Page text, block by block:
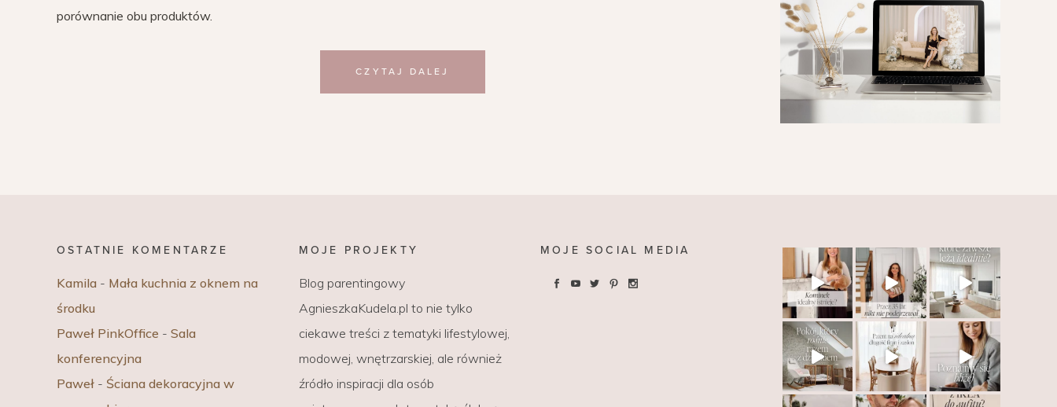
porównanie obu produktów.
CZYTAJ DALEJ
OSTATNIE KOMENTARZE
Kamila - Mała kuchnia z oknem na
środku
Paweł PinkOffice - Sala
konferencyjna
Paweł - Ściana dekoracyjna w
MOJE PROJEKTY
Blog parentingowy
AgnieszkaKudela.pl to nie tylko
ciekawe treści z tematyki lifestylowej,
modowej, wnętrzarskiej, ale również
źródło inspiracji dla osób
MOJE SOCIAL MEDIA